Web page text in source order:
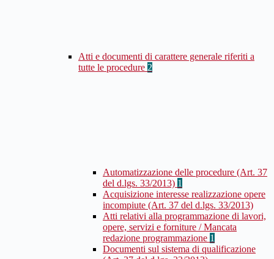
Atti e documenti di carattere generale riferiti a
tutte le procedure 2
Automatizzazione delle procedure (Art. 37
del d.lgs. 33/2013) 1
Acquisizione interesse realizzazione opere
incompiute (Art. 37 del d.lgs. 33/2013)
Atti relativi alla programmazione di lavori,
opere, servizi e forniture / Mancata
redazione programmazione 1
Documenti sul sistema di qualificazione